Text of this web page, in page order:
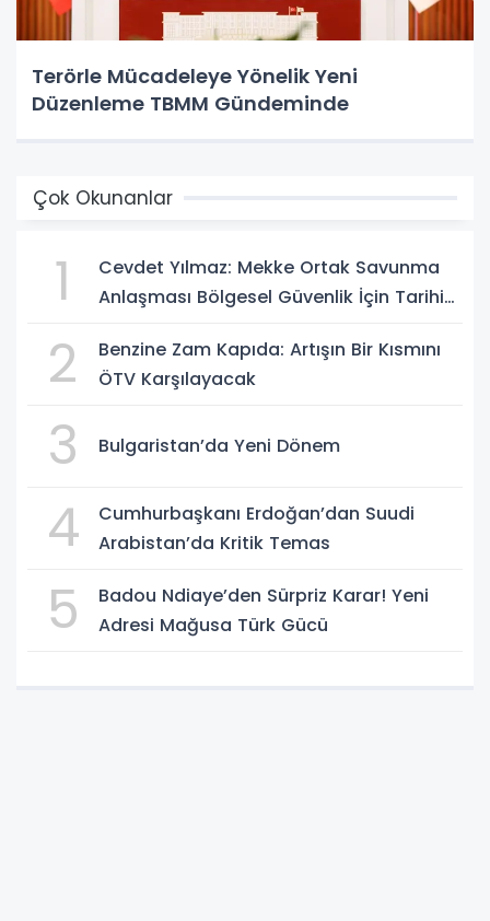
Terörle Mücadeleye Yönelik Yeni
Düzenleme TBMM Gündeminde
Çok Okunanlar
1
Cevdet Yılmaz: Mekke Ortak Savunma
Anlaşması Bölgesel Güvenlik İçin Tarihi
2
Benzine Zam Kapıda: Artışın Bir Kısmını
ÖTV Karşılayacak
3 Bulgaristan’da Yeni Dönem
4
Cumhurbaşkanı Erdoğan’dan Suudi
Arabistan’da Kritik Temas
5
Badou Ndiaye’den Sürpriz Karar! Yeni
Adresi Mağusa Türk Gücü